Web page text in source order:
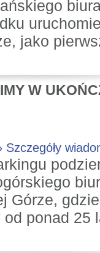
jako
W
Szczegóły
Górze,
ponad 25